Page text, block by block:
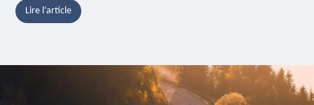
Lire l’article